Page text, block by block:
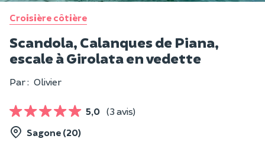
Croisière côtière
Scandola, Calanques de Piana,
escale à Girolata en vedette
Par : Olivier
5,0 (3 avis)
Sagone (20)